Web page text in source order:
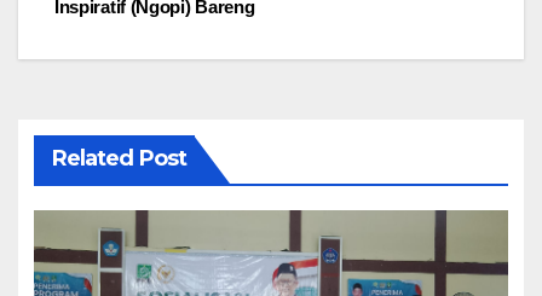
Inspiratif (Ngopi) Bareng
Related Post